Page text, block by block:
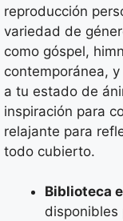
reproducción
variedad de
como góspel,
contemporánea,
a tu estado de
inspiración para
relajante para
todo cubierto.
Biblioteca
disponibles